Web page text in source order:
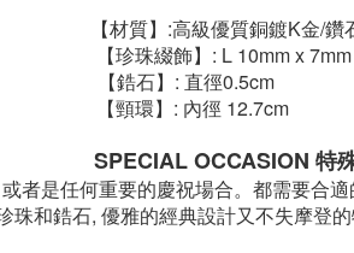
材質】:高級優質銅鍍K金/鑽石
【珍珠綴飾】: L
【鋯石】: 直徑
【頸環】: 內徑
SPECIAL OCCASION 特
者是任何重要的慶祝場合。都需要合
珠和鋯石, 優雅的經典設計又不失摩登